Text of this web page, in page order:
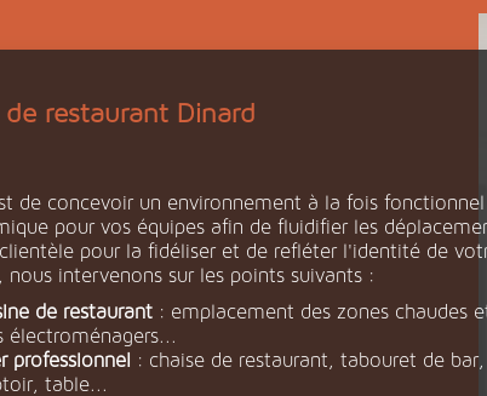
restaurant Dinard
de concevoir un environnement à la fois
pour vos équipes afin de fluidifier les
pour la fidéliser et de refléter l'identité de
nous intervenons sur les points suivants :
de restaurant : emplacement des zones chaudes
électroménagers...
professionnel
: chaise de restaurant, tabouret de bar,
table...